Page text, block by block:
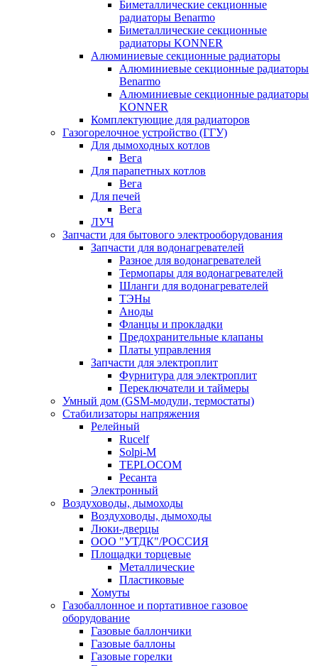
Биметаллические секционные
радиаторы Benarmo
Биметаллические секционные
радиаторы KONNER
Алюминиевые секционные радиаторы
Алюминиевые секционные радиаторы
Benarmo
Алюминиевые секционные радиаторы
KONNER
Комплектующие для радиаторов
Газогорелочное устройство (ГГУ)
Для дымоходных котлов
Вега
Для парапетных котлов
Вега
Для печей
Вега
ЛУЧ
Запчасти для бытового электрооборудования
Запчасти для водонагревателей
Разное для водонагревателей
Термопары для водонагревателей
Шланги для водонагревателей
ТЭНы
Аноды
Фланцы и прокладки
Предохранительные клапаны
Платы управления
Запчасти для электроплит
Фурнитура для электроплит
Переключатели и таймеры
Умный дом (GSM-модули, термостаты)
Cтабилизаторы напряжения
Релейный
Rucelf
Solpi-M
TEPLOCOM
Ресанта
Электронный
Воздуховоды, дымоходы
Воздуховоды, дымоходы
Люки-дверцы
ООО "УТДК"/РОССИЯ
Площадки торцевые
Металлические
Пластиковые
Хомуты
Газобаллонное и портативное газовое
оборудование
Газовые баллончики
Газовые баллоны
Газовые горелки